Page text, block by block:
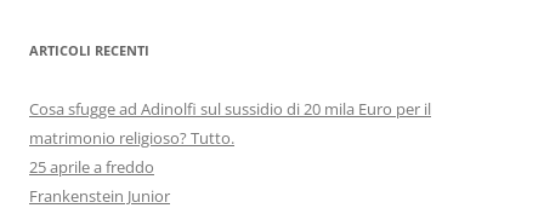
ARTICOLI RECENTI
Cosa sfugge ad Adinolfi sul sussidio di 20 mila Euro per il
matrimonio religioso? Tutto.
25 aprile a freddo
Frankenstein Junior